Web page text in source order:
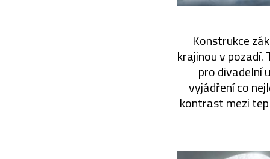
Konstrukce
krajinou v
pro divadelní
vyjádření co
kontrast mezi